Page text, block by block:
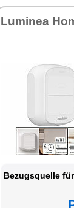
Luminea
Bezugsquelle für